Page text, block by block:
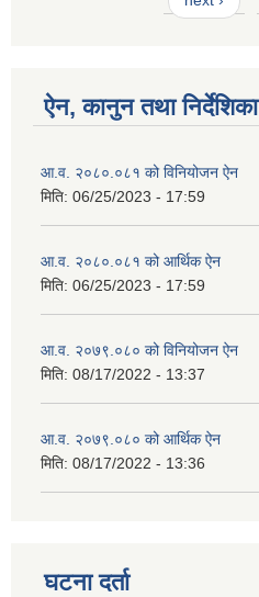
ऐन, कानुन तथा निर्देशिका
आ.व. २०८०.०८१ को विनियोजन ऐन
मिति: 06/25/2023 - 17:59
आ.व. २०८०.०८१ को आर्थिक ऐन
मिति: 06/25/2023 - 17:59
आ.व. २०७९.०८० को विनियोजन ऐन
मिति: 08/17/2022 - 13:37
आ.व. २०७९.०८० को आर्थिक ऐन
मिति: 08/17/2022 - 13:36
घटना दर्ता